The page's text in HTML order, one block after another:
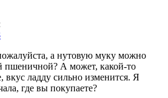
а нутовую муку можно
пшеничной? А может, какой-то
вкус ладду сильно изменится. Я
где вы покупаете?